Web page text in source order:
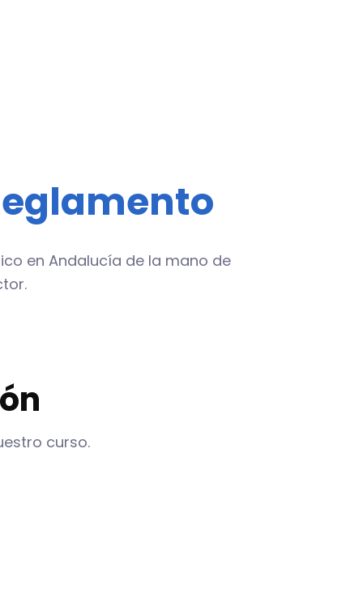
en Andalucía de la mano de
curso.